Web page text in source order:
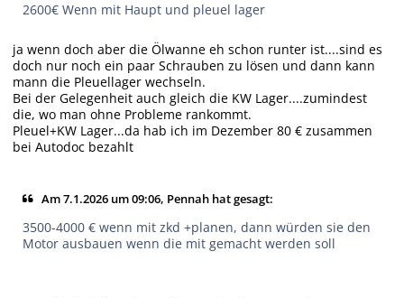
2600€ Wenn mit Haupt und pleuel lager
ja wenn doch aber die Ölwanne eh schon runter ist....sind es
doch nur noch ein paar Schrauben zu lösen und dann kann
mann die Pleuellager wechseln.
Bei der Gelegenheit auch gleich die KW Lager....zumindest
die, wo man ohne Probleme rankommt.
Pleuel+KW Lager...da hab ich im Dezember 80 € zusammen
bei Autodoc bezahlt
Am 7.1.2026 um 09:06, Pennah hat gesagt:
3500-4000 € wenn mit zkd +planen, dann würden sie den
Motor ausbauen wenn die mit gemacht werden soll